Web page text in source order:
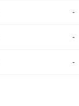
-
-
-